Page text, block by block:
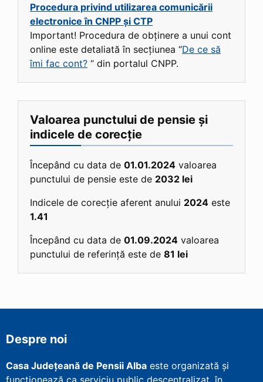
Procedura privind utilizarea comunicării
electronice în CNPP și CTP
Important! Procedura de obținere a unui cont
online este detaliată în secțiunea “De ce să
îmi fac cont? “ din portalul CNPP.
Valoarea punctului de pensie și
indicele de corecție
Începând cu data de 01.01.2024 valoarea
punctului de pensie este de 2032 lei
Indicele de corecție aferent anului 2024 este
1.41
Începând cu data de 01.09.2024 valoarea
punctului de referință este de 81 lei
Despre noi
Casa Județeană de Pensii Alba este organizată și
funcționează ca serviciu public descentralizat, în